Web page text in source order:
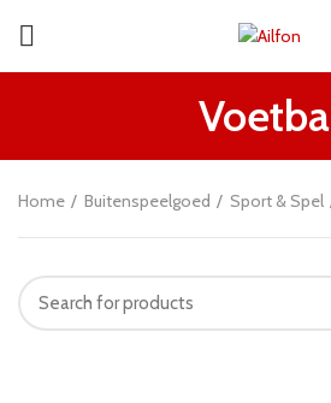
Home Buitenspeelgoed Sport & Spel